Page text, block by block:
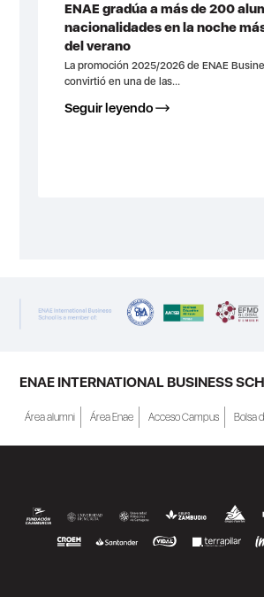
ENAE gradúa a más de 200
nacionalidades en la noche
del verano
La promoción 2025/2026 de ENAE
convirtió en una de las...
Seguir leyendo
ENAE INTERNATIONAL BUSINESS
Área alumni Área Enae Acceso Campus Bolsa